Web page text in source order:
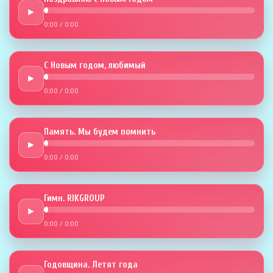
►
0:00 / 0:00
►
С Новым годом, любимый
0:00 / 0:00
►
Память. Мы будем помнить
0:00 / 0:00
►
Гимн. RIKGROUP
0:00 / 0:00
Годовщина. Летят года